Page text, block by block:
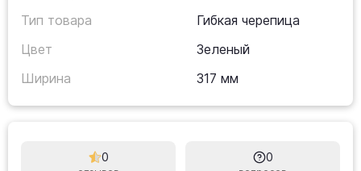
Тип товара
Гибкая черепица
Цвет
Зеленый
Ширина
317 мм
0 0